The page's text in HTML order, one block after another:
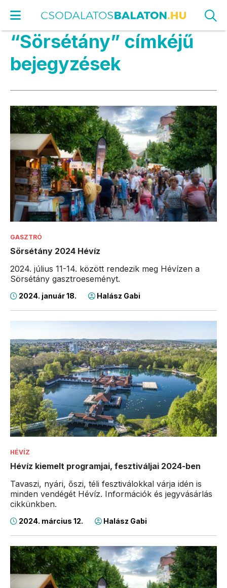
“Sörsétány” címkéjű
bejegyzések
GASZTRÓ
Sörsétány 2024 Hévíz
2024. július 11-14. között rendezik meg Hévízen a
Sörsétány gasztroeseményt.
2024. január 18. Halász Gabi
HÉVÍZ
Hévíz kiemelt programjai, fesztiváljai 2024-ben
Tavaszi, nyári, őszi, téli fesztiválokkal várja idén is
minden vendégét Hévíz. Információk és jegyvásárlás
cikkünkben.
2024. március 12. Halász Gabi